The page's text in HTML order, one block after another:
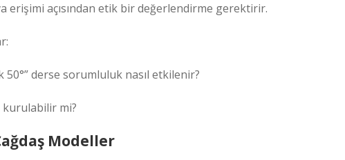
erişimi açısından etik bir değerlendirme gerektirir.
derse sorumluluk nasıl etkilenir?
kurulabilir mi?
Modeller